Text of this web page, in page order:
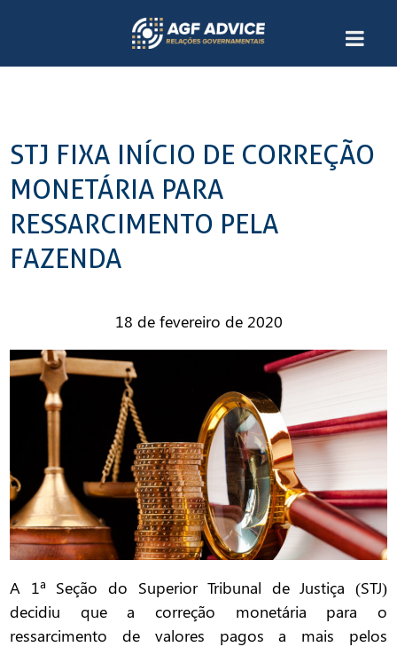
STJ FIXA INÍCIO DE CORREÇÃO
MONETÁRIA PARA
RESSARCIMENTO PELA
FAZENDA
18 de fevereiro de 2020
A 1ª Seção do Superior Tribunal de Justiça (STJ)
decidiu que a correção monetária para o
ressarcimento de valores pagos a mais pelos